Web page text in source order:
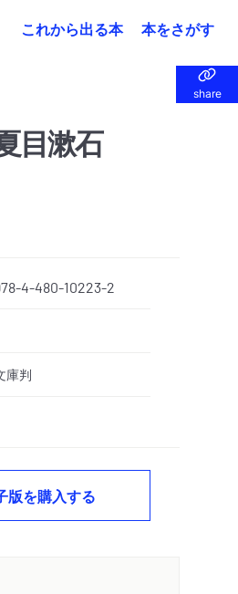
これから出る本 本をさがす
share
share
目漱石
4-480-10223-2
庫判
版を購入する